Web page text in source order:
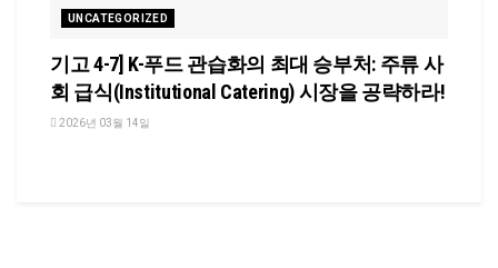
UNCATEGORIZED
기고 4-7] K-푸드 관습화의 최대 승부처: 주류 사
회 급식(Institutional Catering) 시장을 공략하라!
2026년 03월 14일